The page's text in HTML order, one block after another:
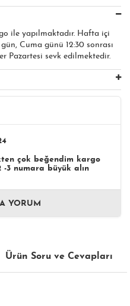
ile yapılmaktadır. Hafta içi
Cuma günü 12:30 sonrası
Pazartesi sevk edilmektedir.
çok beğendim kargo
-3 numara büyük alın
YORUM
Ürün Soru ve Cevapları